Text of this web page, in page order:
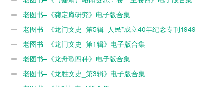
老图书–《龚定庵研究》电子版合集
老图书–《龙门文史_第5辑_人民*成立40年纪念专刊1949-
1989》电子版合集
老图书–《龙门文史_第1辑》电子版合集
老图书–《龙舟歌四种》电子版合集
老图书–《龙胜文史_第3辑》电子版合集